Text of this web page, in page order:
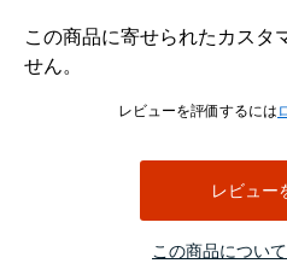
じは頭部を含めた全長が長さ寸法に
材質はステンレスで、表面処理は
さを重視したい場所に向いており、
気の影響を受けやすい場所での使用
選定時は、ねじ径、長さ、取付材の
ください。木材の割れを防ぎたい場
は長さのある木ねじのため、厚みの
箇所で使いやすいサイズです。
この商品につい
この商品に寄せられたカスタ
せん。
レビューを評価するには
レビュー